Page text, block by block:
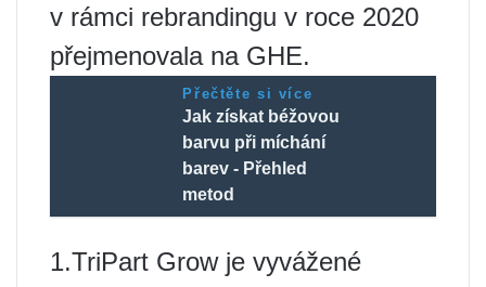
v rámci rebrandingu v roce 2020
přejmenovala na GHE.
Přečtěte si více
Jak získat béžovou
barvu při míchání
barev - Přehled
metod
1.TriPart Grow je vyvážené